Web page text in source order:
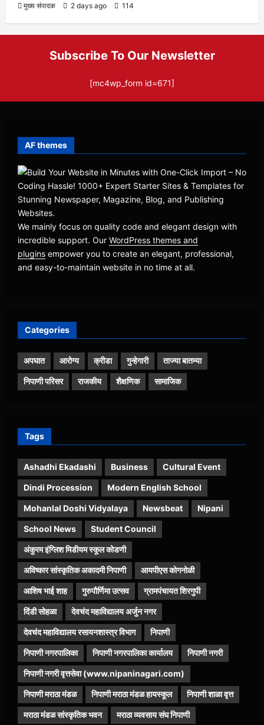
मुख्य संपादक 2 days ago 114
Subscribe To Our Newsletter
[mc4wp_form id=671]
AF themes
We mainly focus on quality code and elegant design with
incredible support. Our WordPress themes and
plugins empower you to create an elegant, professional,
and easy-to-maintain website in no time at all.
Categories
अपघात आरोग्य क्रीडा गुन्हेगारी ताज्या बातम्या
निपाणी परिसर राजकीय शैक्षणिक सामाजिक
Tags
Ashadhi Ekadashi Business Cultural Event
Dindi Procession Modern English School
Mohanlal Doshi Vidyalaya Newsbeat Nipani
School News Student Council
अंकुरम इंग्लिश मिडीयम स्कूल कोडणी
अविष्कार सांस्कृतिक अकादमी निपाणी आयपीएस कोगनोळी
आशिष भाई शाह गुरुपौर्णिमा उत्सव ग्रामपंचायत शिरगुपी
दिंडी सोहळा देवचंद महाविद्यालय अर्जुन नगर
देवचंद महाविद्यालय रसायनशास्त्र विभाग निपाणी
निपाणी नगरपालिका निपाणी नगरपालिका कार्यालय निपाणी नगरी
निपाणी नगरी वृत्तसेवा (www.nipaninagari.com)
निपाणी मराठा मंडळ निपाणी मराठा मंडळ हायस्कूल निपाणी शाळा वृत्त
मराठा मंडळ सांस्कृतिक भवन मराठा व्यवसाय संघ निपाणी